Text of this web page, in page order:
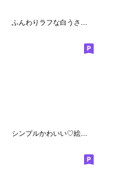
シンプルかわいい♡絵文字4